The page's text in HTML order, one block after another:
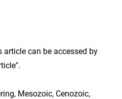
can be accessed by
Mesozoic, Cenozoic,